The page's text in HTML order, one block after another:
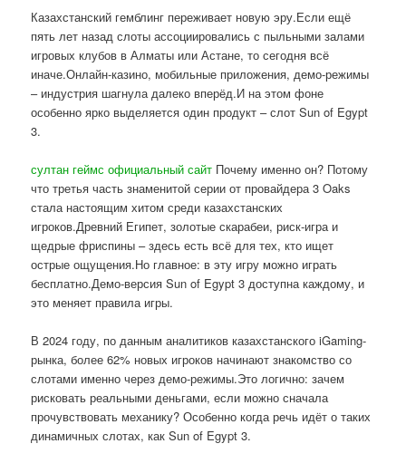
Казахстанский гемблинг переживает новую эру.Если ещё
пять лет назад слоты ассоциировались с пыльными залами
игровых клубов в Алматы или Астане, то сегодня всё
иначе.Онлайн-казино, мобильные приложения, демо-режимы
– индустрия шагнула далеко вперёд.И на этом фоне
особенно ярко выделяется один продукт – слот Sun of Egypt
3.
султан геймс официальный сайт Почему именно он? Потому
что третья часть знаменитой серии от провайдера 3 Oaks
стала настоящим хитом среди казахстанских
игроков.Древний Египет, золотые скарабеи, риск-игра и
щедрые фриспины – здесь есть всё для тех, кто ищет
острые ощущения.Но главное: в эту игру можно играть
бесплатно.Демо-версия Sun of Egypt 3 доступна каждому, и
это меняет правила игры.
В 2024 году, по данным аналитиков казахстанского iGaming-
рынка, более 62% новых игроков начинают знакомство со
слотами именно через демо-режимы.Это логично: зачем
рисковать реальными деньгами, если можно сначала
прочувствовать механику? Особенно когда речь идёт о таких
динамичных слотах, как Sun of Egypt 3.